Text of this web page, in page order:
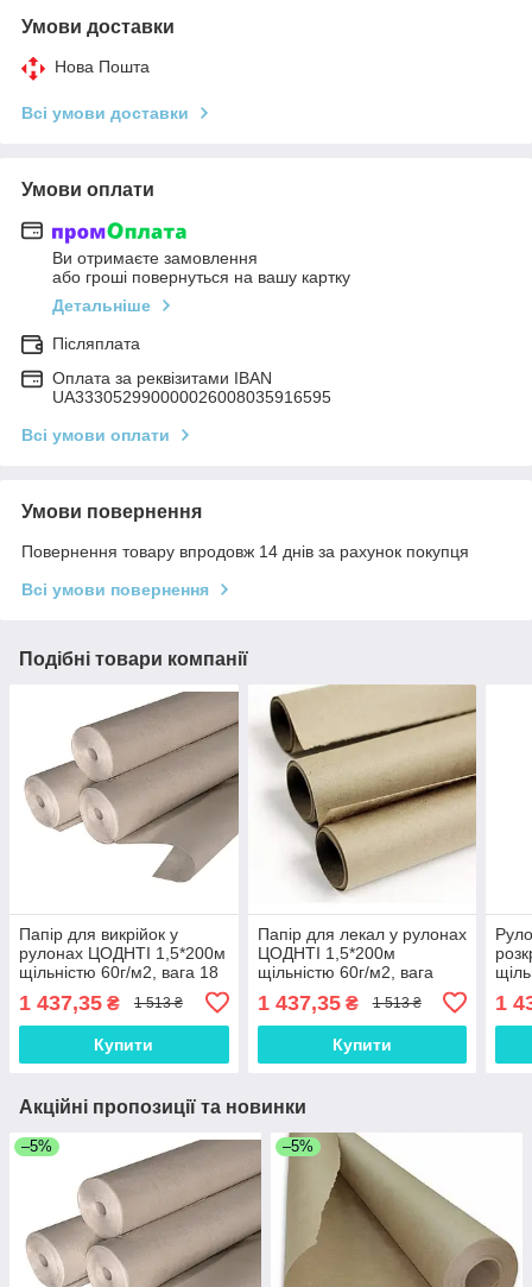
Умови доставки
Нова Пошта
Всі умови доставки
Умови оплати
Ви отримаєте замовлення
або гроші повернуться на вашу картку
Детальніше
Післяплата
Оплата за реквізитами IBAN
UA333052990000026008035916595
Всі умови оплати
Умови повернення
Повернення товару впродовж 14 днів за рахунок покупця
Всі умови повернення
Подібні товари компанії
Папір для викрійок у
рулонах ЦОДНТІ 1,5*200м
щільністю 60г/м2, вага 18
кг (PС/К-1,5/200-60/18-1)
1 437,35 ₴ 1 513 ₴
Купити
Папір для лекал у рулонах
ЦОДНТІ 1,5*200м
щільністю 60г/м2, вага
18кг (PС/К-1,5/200-60/18-
4)
1 437,35₴ 1 513 ₴
Купити
1
Акційні пропозиції та новинки
–5% –5%